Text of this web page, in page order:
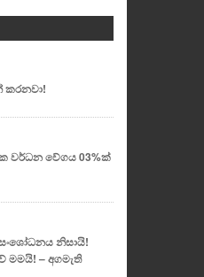
කරනවා!
වර්ධන වේගය 03%ක්
නිසායි!
– අගමැති